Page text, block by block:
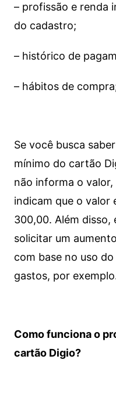
– profissão e renda
do cadastro;
– histórico de
– hábitos de
Se você busca
mínimo do cartão
não informa o
indicam que o valor
300,00. Além disso,
solicitar um
com base no uso
gastos, por
Como funciona o
cartão Digio?